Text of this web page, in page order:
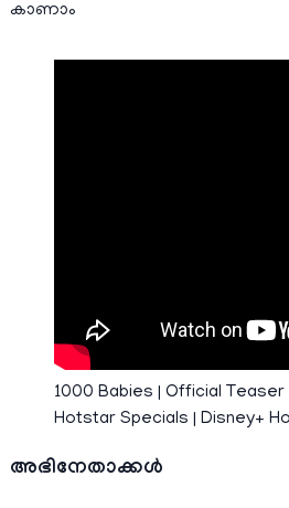
കാണാം
1000 Babies | Official Teaser
Hotstar Specials | Disney+
അഭിനേതാക്കള്‍